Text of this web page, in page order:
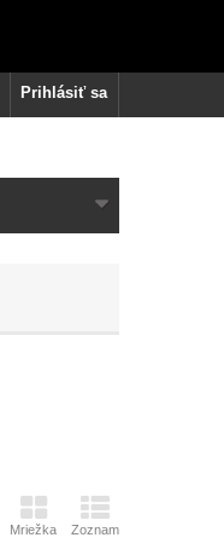
Prihlásiť sa
Mriežka Zoznam